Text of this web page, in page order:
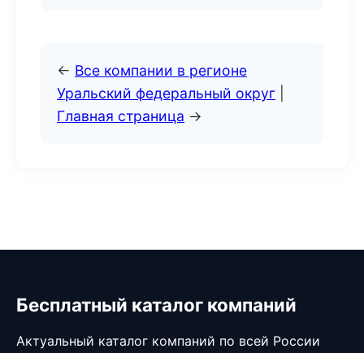
← Все компании в регионе
Уральский федеральный округ
Главная страница →
Бесплатный каталог компаний
Актуальный каталог компаний по всей России